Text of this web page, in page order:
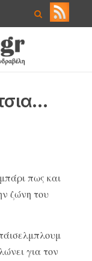
πως και
ζώνη του
για τον